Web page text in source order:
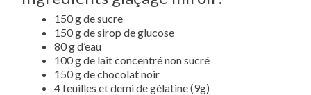
150 g de sucre
150 g de sirop de glucose
80 g d’eau
100 g de lait concentré non sucré
150 g de chocolat noir
4 feuilles et demi de gélatine (9g)